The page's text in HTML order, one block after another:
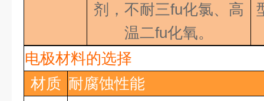
剂，不耐三fu化氯、高
温二fu化氧。
电极材料的选择
材质 耐腐蚀性能